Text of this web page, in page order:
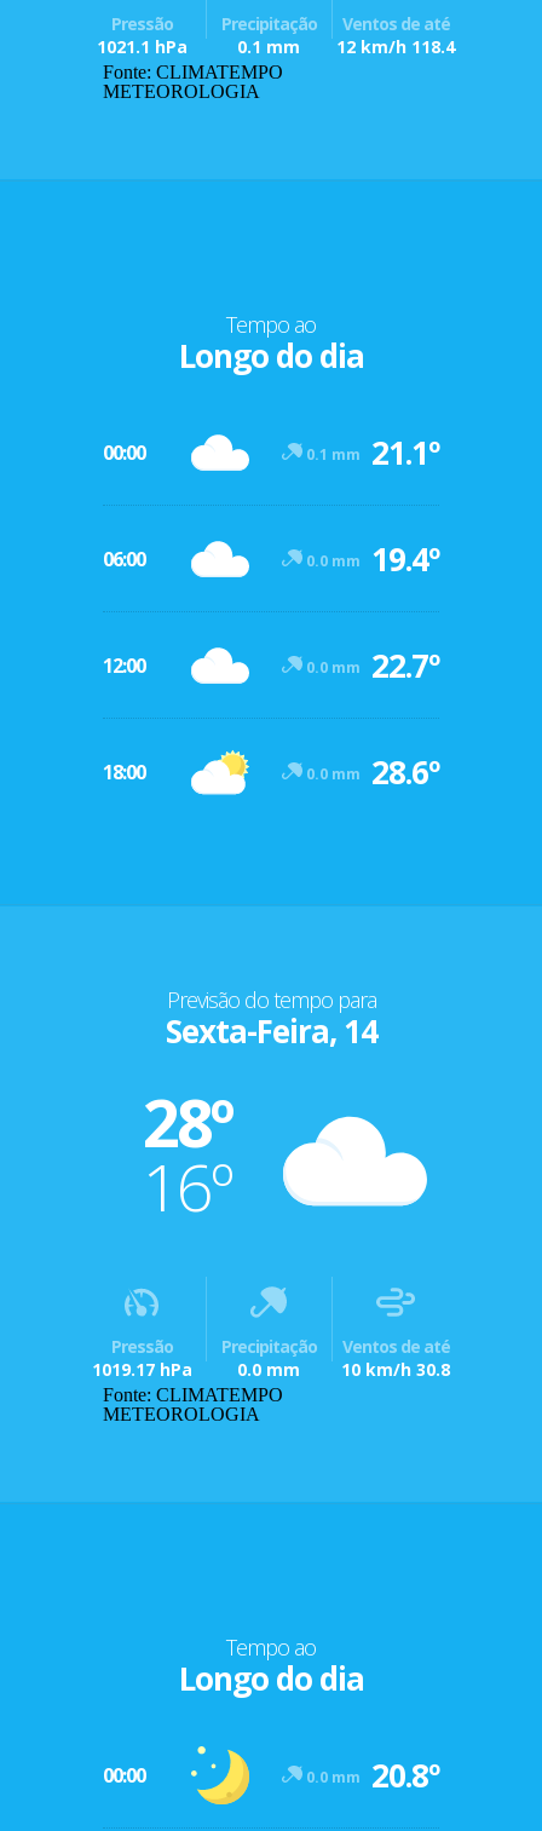
Pressão
1021.1 hPa
Precipitação
0.1 mm
Ventos de até
12 km/h 118.4
Fonte: CLIMATEMPO
METEOROLOGIA
Tempo ao
Longo do dia
00:00 0.1 mm 21.1º
06:00 0.0 mm 19.4º
12:00 0.0 mm 22.7º
18:00 0.0 mm 28.6º
Previsão do tempo para
Sexta-Feira, 14
28º
16º
Pressão
1019.17 hPa
Precipitação
0.0 mm
Ventos de até
10 km/h 30.8
Fonte: CLIMATEMPO
METEOROLOGIA
Tempo ao
Longo do dia
00:00 0.0 mm 20.8º